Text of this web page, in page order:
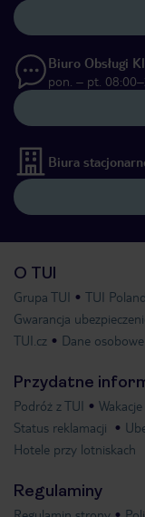
Biuro Obsługi
pon. – pt.
Biura
O TUI
Grupa TUI TUI Poland
Gwarancja
TUI.cz
Dane osobowe
Przydatne
Podróż z TUI
Status reklamacji
Hotele przy lotniskach
Regulaminy